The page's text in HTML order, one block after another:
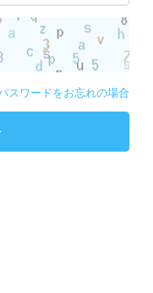
スワードをお忘れの場合